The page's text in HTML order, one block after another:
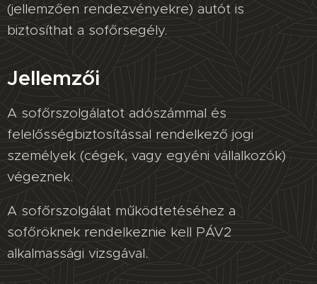
(jellemzően rendezvényekre) autót is
biztosíthat a sofőrsegély.
Jellemzői
A sofőrszolgálatot adószámmal és
felelősségbiztosítással rendelkező jogi
személyek (cégek, vagy egyéni vállalkozók)
végeznek.
A sofőrszolgálat működtetéséhez a
sofőröknek rendelkeznie kell PÁV2
alkalmassági vizsgával.